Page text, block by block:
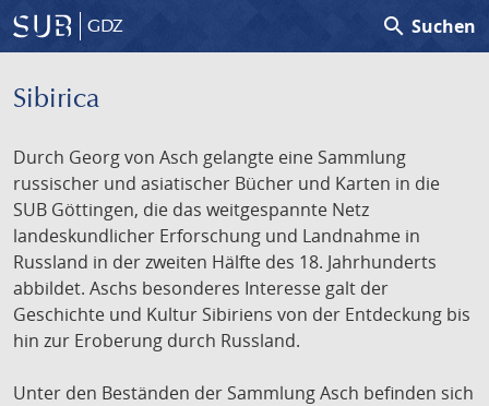
GDZ search Suchen
Sibirica
Durch Georg von Asch gelangte eine Sammlung
russischer und asiatischer Bücher und Karten in die
SUB Göttingen, die das weitgespannte Netz
landeskundlicher Erforschung und Landnahme in
Russland in der zweiten Hälfte des 18. Jahrhunderts
abbildet. Aschs besonderes Interesse galt der
Geschichte und Kultur Sibiriens von der Entdeckung bis
hin zur Eroberung durch Russland.
Unter den Beständen der Sammlung Asch befinden sich